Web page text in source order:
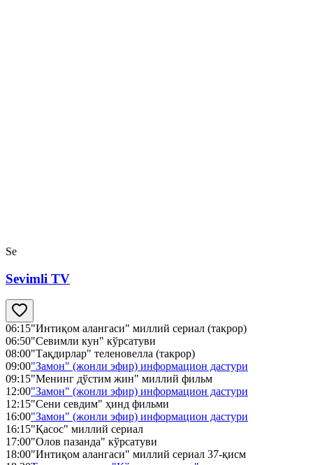
Se
Sevimli TV
06:15"Интиқом алангаси" миллий сериал (такрор)
06:50"Севимли кун" кўрсатуви
08:00"Тақдирлар" теленовелла (такрор)
09:00"Замон" (жонли эфир) информацион дастури
09:15"Менинг дўстим жин" миллий фильм
12:00"Замон" (жонли эфир) информацион дастури
12:15"Сени севдим" ҳинд фильми
16:00"Замон" (жонли эфир) информацион дастури
16:15"Қасос" миллий сериал
17:00"Олов пазанда" кўрсатуви
18:00"Интиқом алангаси" миллий сериал 37-қисм